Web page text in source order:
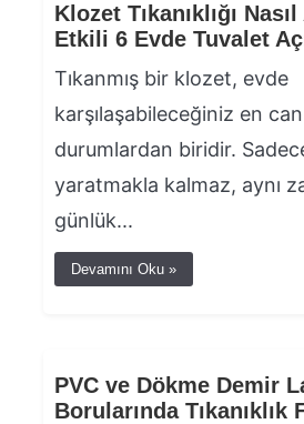
Klozet Tıkanıklığı
Etkili 6 Evde Tuvalet
Tıkanmış bir klozet, evde
karşılaşabileceğiniz en can
durumlardan biridir.
yaratmakla kalmaz, aynı
günlük...
Devamını Oku »
PVC ve Dökme Demir
Borularında Tıkanıklık